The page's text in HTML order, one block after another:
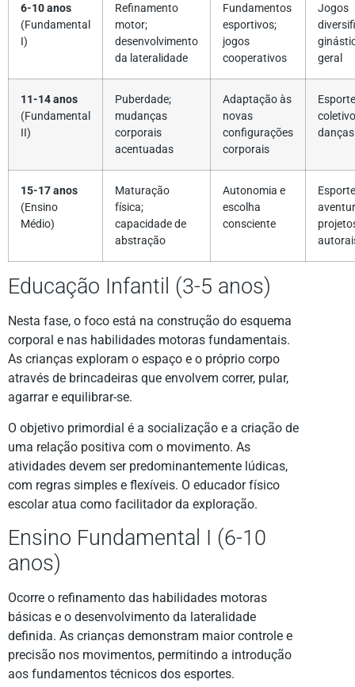
6-10 anos
(Fundamental
I)
Refinamento
motor;
desenvolvimento
da lateralidade
Fundamentos
esportivos;
jogos
cooperativos
Jogos
geral
11-14 anos
(Fundamental
II)
Puberdade;
mudanças
corporais
acentuadas
Adaptação às
novas
configurações
corporais
danças
15-17 anos
(Ensino
Médio)
Maturação
física;
capacidade de
abstração
Autonomia e
escolha
consciente
Educação Infantil (3-5 anos)
Nesta fase, o foco está na construção do esquema
corporal e nas habilidades motoras fundamentais.
As crianças exploram o espaço e o próprio corpo
através de brincadeiras que envolvem correr, pular,
agarrar e equilibrar-se.
O objetivo primordial é a socialização e a criação de
uma relação positiva com o movimento. As
atividades devem ser predominantemente lúdicas,
com regras simples e flexíveis. O educador físico
escolar atua como facilitador da exploração.
Ensino Fundamental I (6-10
anos)
Ocorre o refinamento das habilidades motoras
básicas e o desenvolvimento da lateralidade
definida. As crianças demonstram maior controle e
precisão nos movimentos, permitindo a introdução
aos fundamentos técnicos dos esportes.